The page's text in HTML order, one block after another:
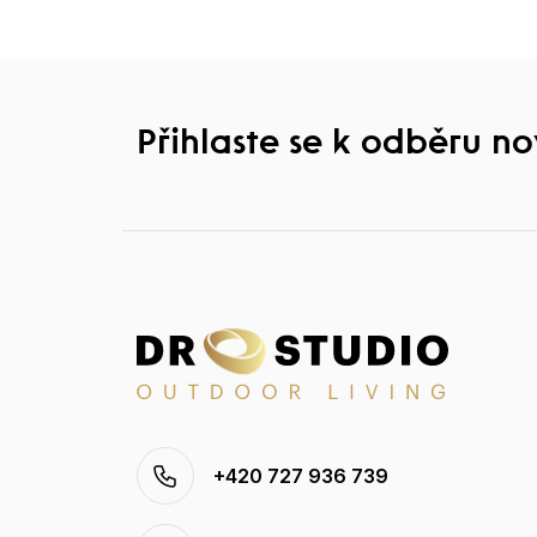
Přihlaste se k odběru
+420 727 936 739